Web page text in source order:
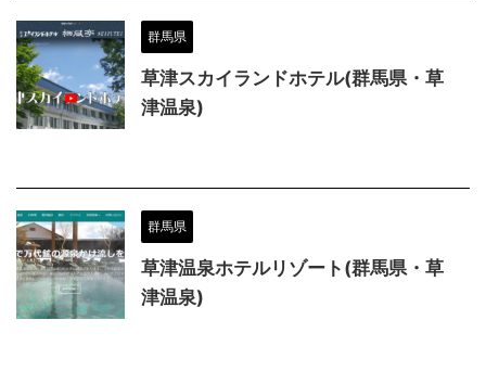
群馬県
草津スカイランドホテル(群馬県・草
津温泉)
群馬県
草津温泉ホテルリゾート(群馬県・草
津温泉)